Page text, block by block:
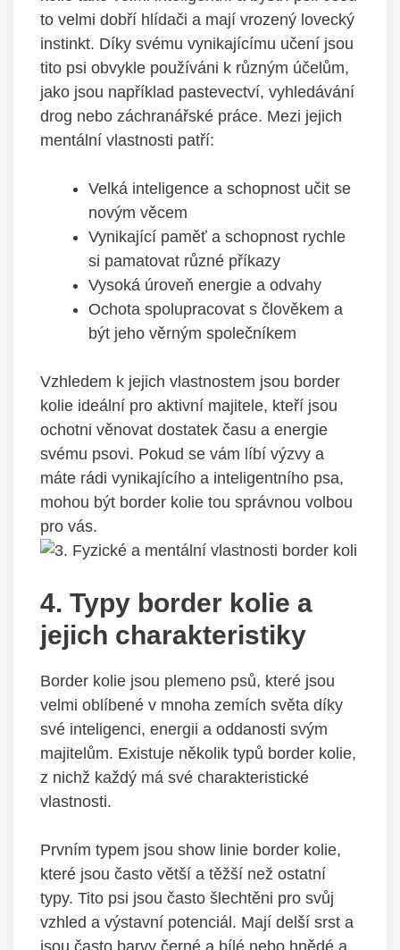
to velmi dobří hlídači a mají vrozený lovecký
instinkt. Díky svému vynikajícímu učení jsou
tito psi obvykle používáni k různým účelům,
jako jsou například pastevectví, vyhledávání
drog nebo záchranářské práce. Mezi jejich
mentální vlastnosti patří:
Velká inteligence a schopnost učit se
novým věcem
Vynikající paměť a schopnost rychle
si pamatovat různé příkazy
Vysoká úroveň energie a odvahy
Ochota spolupracovat s člověkem a
být jeho věrným společníkem
Vzhledem k jejich vlastnostem jsou border
kolie ideální pro aktivní majitele, kteří jsou
ochotni věnovat dostatek času a energie
svému psovi. Pokud se vám líbí výzvy a
máte rádi vynikajícího a inteligentního psa,
mohou být border kolie tou správnou volbou
pro vás.
4. Typy border kolie a
jejich charakteristiky
Border kolie jsou plemeno psů, které jsou
velmi oblíbené v mnoha zemích světa díky
své inteligenci, energii a oddanosti svým
majitelům. Existuje několik typů border kolie,
z nichž každý má své charakteristické
vlastnosti.
Prvním typem jsou show linie border kolie,
které jsou často větší a těžší než ostatní
typy. Tito psi jsou často šlechtěni pro svůj
vzhled a výstavní potenciál. Mají delší srst a